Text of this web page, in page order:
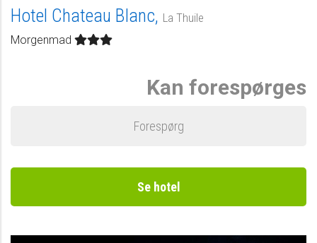
Hotel Chateau Blanc, La Thuile
Morgenmad
Kan forespørges
Forespørg
Se hotel